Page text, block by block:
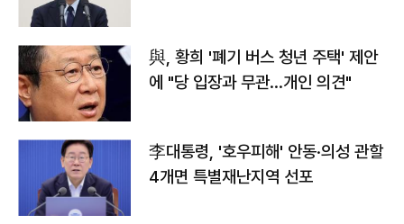
與, 황희 '폐기 버스 청년 주택' 제안
에 "당 입장과 무관…개인 의견"
李대통령, '호우피해' 안동·의성 관할
4개면 특별재난지역 선포